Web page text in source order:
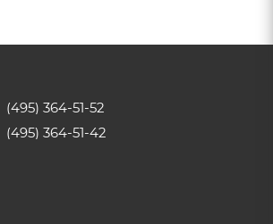
(495) 364-51-52
(495) 364-51-42